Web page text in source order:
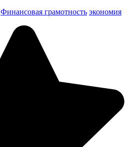
Финансовая грамотность экономия